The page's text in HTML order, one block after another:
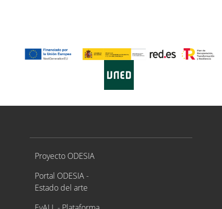
Proyecto ODESIA
Proyecto ODESIA
Portal ODESIA -
Estado del arte